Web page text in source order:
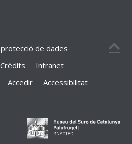
de dades
Crèdits
Intranet
Accedir
Accessibilitat